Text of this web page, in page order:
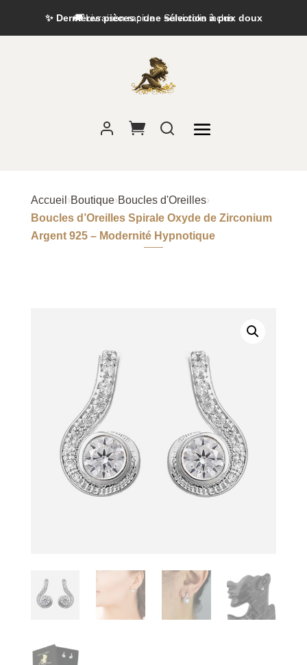
✨ Dernières pièces : une sélection à prix doux
Accueil ›Boutique›Boucles d'Oreilles›
Boucles d’Oreilles Spirale Oxyde de Zirconium
Argent 925 – Modernité Hypnotique